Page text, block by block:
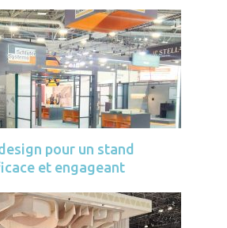
pour un stand
et engageant